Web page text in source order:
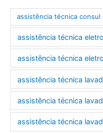
e
a
assistência técnica consul
assistência técnica
assistência técnica
assistência técnica
assistência técnica
assistência técnica